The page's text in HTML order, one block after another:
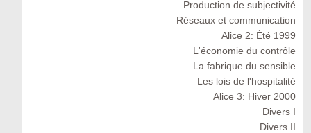
Production de subjectivité
Réseaux et communication
Alice 2: Été 1999
L'économie du contrôle
La fabrique du sensible
Les lois de l'hospitalité
Alice 3: Hiver 2000
Divers I
Divers II